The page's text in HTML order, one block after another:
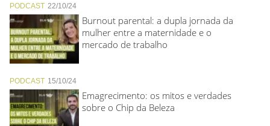
PODCAST 22/10/24
Burnout parental: a dupla jornada da
mulher entre a maternidade e o
mercado de trabalho
PODCAST 15/10/24
Emagrecimento: os mitos e verdades
sobre o Chip da Beleza